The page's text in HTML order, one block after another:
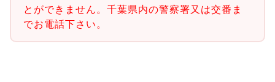
とができません。千葉県内の警察署又は交番ま
でお電話下さい。